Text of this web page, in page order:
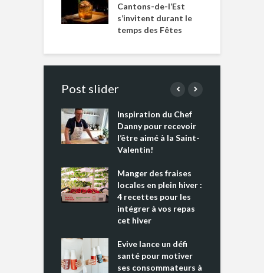
Cantons-de-l’Est
s’invitent durant le
temps des Fêtes
Post slider
Inspiration du Chef
Danny pour recevoir
l’être aimé à la Saint-
Valentin!
Manger des fraises
locales en plein hiver :
4 recettes pour les
intégrer à vos repas
cet hiver
Evive lance un défi
santé pour motiver
ses consommateurs à